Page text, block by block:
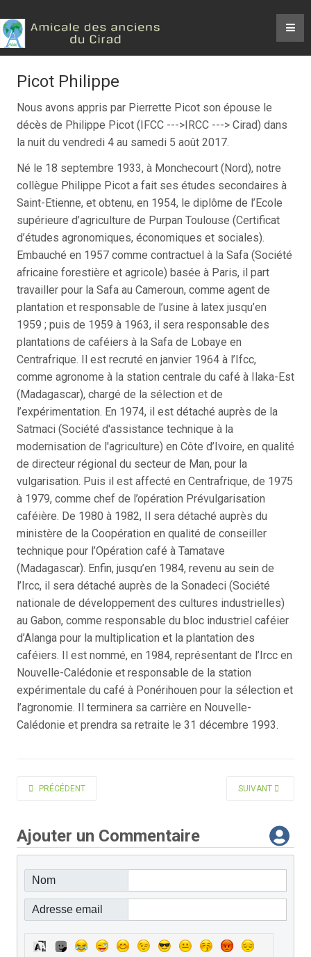
Picot Philippe
Nous avons appris par Pierrette Picot son épouse le
décès de Philippe Picot (IFCC --->IRCC ---> Cirad) dans
la nuit du vendredi 4 au samedi 5 août 2017.
Né le 18 septembre 1933, à Monchecourt (Nord), notre
collègue Philippe Picot a fait ses études secondaires à
Saint-Etienne, et obtenu, en 1954, le diplôme de l’Ecole
supérieure d’agriculture de Purpan Toulouse (Certificat
d’études agronomiques, économiques et sociales).
Embauché en 1957 comme contractuel à la Safa (Société
africaine forestière et agricole) basée à Paris, il part
travailler pour la Safa au Cameroun, comme agent de
plantation et responsable de l’usine à latex jusqu’en
1959 ; puis de 1959 à 1963, il sera responsable des
plantations de caféiers à la Safa de Lobaye en
Centrafrique. Il est recruté en janvier 1964 à l’Ifcc,
comme agronome à la station centrale du café à Ilaka-Est
(Madagascar), chargé de la sélection et de
l’expérimentation. En 1974, il est détaché auprès de la
Satmaci (Société d'assistance technique à la
modernisation de l'agriculture) en Côte d’Ivoire, en qualité
de directeur régional du secteur de Man, pour la
vulgarisation. Puis il est affecté en Centrafrique, de 1975
à 1979, comme chef de l’opération Prévulgarisation
caféière. De 1980 à 1982, Il sera détaché auprès du
ministère de la Coopération en qualité de conseiller
technique pour l’Opération café à Tamatave
(Madagascar). Enfin, jusqu’en 1984, revenu au sein de
l’Ircc, il sera détaché auprès de la Sonadeci (Société
nationale de développement des cultures industrielles)
au Gabon, comme responsable du bloc industriel caféier
d’Alanga pour la multiplication et la plantation des
caféiers. Il est nommé, en 1984, représentant de l’Ircc en
Nouvelle-Calédonie et responsable de la station
expérimentale du café à Ponérihouen pour la sélection et
l’agronomie. Il terminera sa carrière en Nouvelle-
Calédonie et prendra sa retraite le 31 décembre 1993.
ARTICLE PRÉCÉDENT : BOURZAT DANIEL
PRÉCÉDENT ARTICLE SUIVANT
SUIVANT
Ajouter un Commentaire
Nom
Adresse email